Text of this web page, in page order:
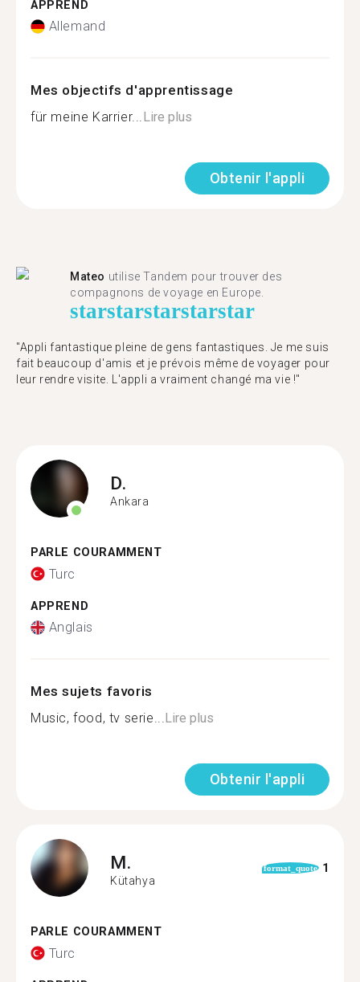
APPREND
Allemand
Mes objectifs d'apprentissage
für meine Karrier...Lire plus
Obtenir l'appli
Mateo utilise Tandem pour trouver des
compagnons de voyage en Europe.
starstarstarstarstar
"Appli fantastique pleine de gens fantastiques. Je me suis
fait beaucoup d'amis et je prévois même de voyager pour
leur rendre visite. L'appli a vraiment changé ma vie !"
D.
Ankara
PARLE COURAMMENT
Turc
APPREND
Anglais
Mes sujets favoris
Music, food, tv serie...Lire plus
Obtenir l'appli
M.
Kütahya
format_quote 1
PARLE COURAMMENT
Turc